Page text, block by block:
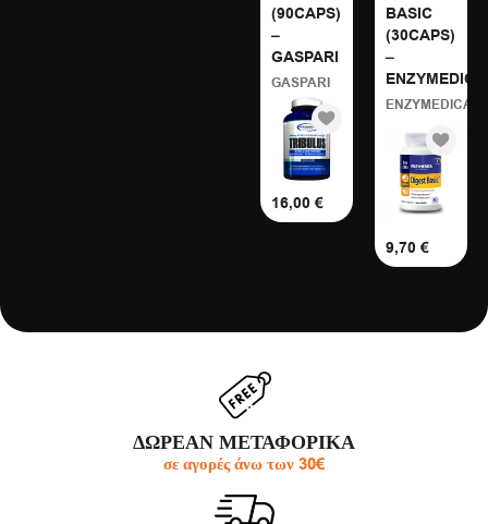
(90CAPS)
–
GASPARI
GASPARI
16,00 €
BASIC
(30CAPS)
–
ENZYMEDICA
ENZYMEDICA
9,70 €
ΔΩΡΕΑΝ ΜΕΤΑΦΟΡΙΚΑ
σε αγορές άνω των 30€